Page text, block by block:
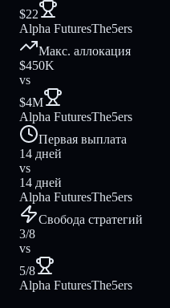
$22
Alpha FuturesThe5ers
Макс. аллокация
$450K
vs
$4M
Alpha FuturesThe5ers
Первая выплата
14 дней
vs
14 дней
Alpha FuturesThe5ers
Свобода стратегий
3/8
vs
5/8
Alpha FuturesThe5ers